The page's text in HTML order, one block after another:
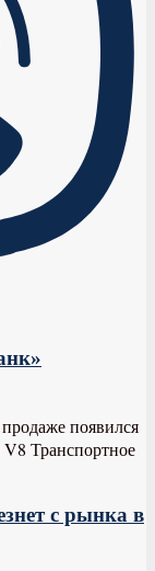
появился
Транспортное
с рынка в